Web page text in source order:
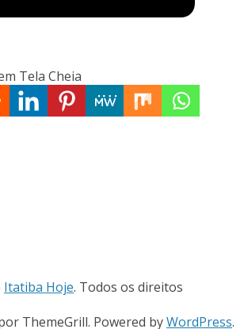
Tela Cheia
Itatiba Hoje. Todos os direitos
ThemeGrill. Powered byWordPress.